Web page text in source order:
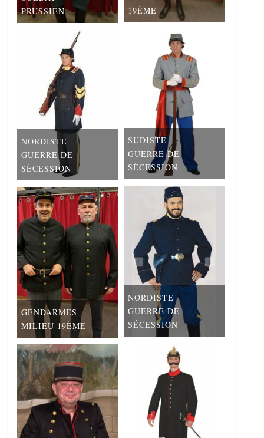
19ÈME
PRUSSIEN
SUDISTE
GUERRE DE
SÉCESSION
NORDISTE
GUERRE DE
SÉCESSION
NORDISTE
GUERRE DE
SÉCESSION
GENDARMES
MILIEU 19ÈME